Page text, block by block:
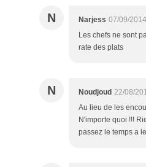
N Narjess 07/09/
Les chefs ne sont
rate des plats
N Noudjoud 22/08/
Au lieu de les
N'importe quoi !!!
passez le temps a